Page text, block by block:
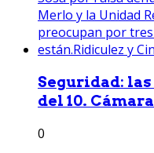
Seguridad:
del 10.
0